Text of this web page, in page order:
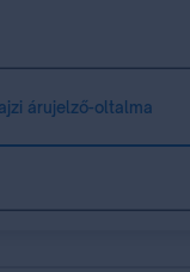
árujelző-oltalma